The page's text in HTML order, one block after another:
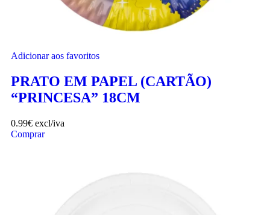
Adicionar aos favoritos
PRATO EM PAPEL (CARTÃO)
“PRINCESA” 18CM
0.99€ excl/iva
Comprar